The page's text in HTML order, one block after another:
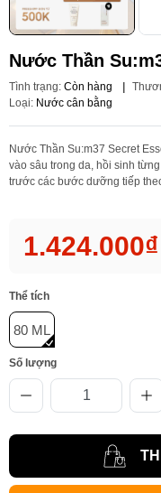
Nước Thần
Tình trạng: Còn hàng
Loại: Nước cân bằng
Nước Thần Su:m37 Secret
vào sâu trong da, hồi sinh
trước các bước dưỡng tiếp
1.424.000₫
Thể tích
80 ML
Số lượng